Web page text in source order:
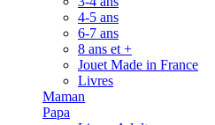
4-5 ans
6-7 ans
8 ans et +
Jouet Made in France
Livres
Maman
Papa